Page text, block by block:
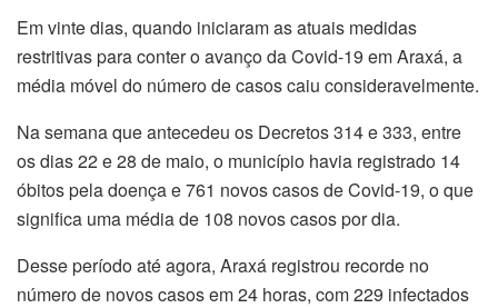
Em vinte dias, quando iniciaram as atuais medidas
restritivas para conter o avanço da Covid-19 em Araxá, a
média móvel do número de casos caiu consideravelmente.
Na semana que antecedeu os Decretos 314 e 333, entre
os dias 22 e 28 de maio, o município havia registrado 14
óbitos pela doença e 761 novos casos de Covid-19, o que
significa uma média de 108 novos casos por dia.
Desse período até agora, Araxá registrou recorde no
número de novos casos em 24 horas, com 229 infectados